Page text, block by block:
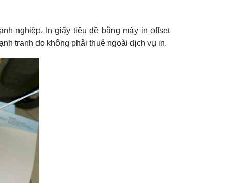
nghiệp. In giấy tiêu đề bằng máy in offset
tranh do không phải thuê ngoài dịch vụ in.